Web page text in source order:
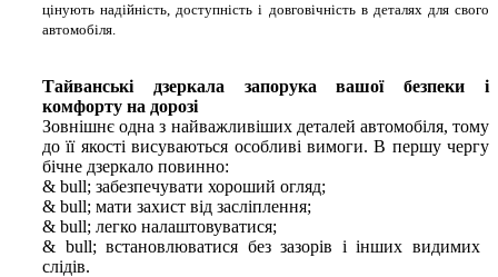
цінують надійність, доступність і довговічність в деталях для свого
автомобіля.
Тайванські дзеркала запорука вашої безпеки і
комфорту на дорозі
Зовнішнє одна з найважливіших деталей автомобіля, тому
до її якості висуваються особливі вимоги. В першу чергу
бічне дзеркало повинно:
& bull; забезпечувати хороший огляд;
& bull; мати захист від засліплення;
& bull; легко налаштовуватися;
& bull; встановлюватися без зазорів і інших видимих ​​
слідів.